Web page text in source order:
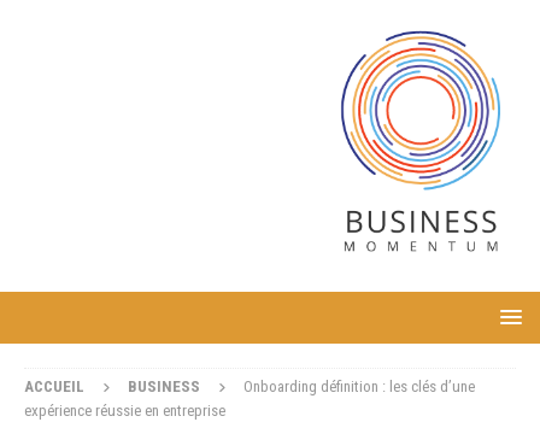
ACCUEIL BUSINESS
Onboarding définition : les clés d’une
expérience réussie en entreprise